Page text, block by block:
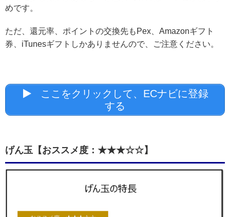
めです。
ただ、還元率、ポイントの交換先もPex、Amazonギフト
券、iTunesギフトしかありませんので、ご注意ください。
ここをクリックして、ECナビに登録
する
げん玉【おススメ度：★★★☆☆】